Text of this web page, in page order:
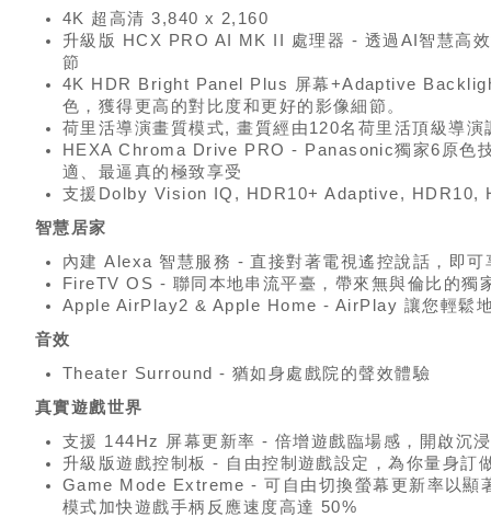
4K 超高清 3,840 x 2,160
升級版 HCX PRO AI MK II 處理器 - 透過AI智慧高
節
4K HDR Bright Panel Plus 屏幕+Adaptive
色，獲得更高的對比度和更好的影像細節。
荷里活導演畫質模式, 畫質經由120名荷里活頂級導演
HEXA Chroma Drive PRO - Panasonic獨家6原色
適、最逼真的極致享受
支援Dolby Vision IQ, HDR10+ Adaptive, HDR10,
智慧居家
內建 Alexa 智慧服務 - 直接對著電視遙控說話，即可
FireTV OS - 聯同本地串流平臺，帶來無與倫比的獨
Apple AirPlay2 & Apple Home - AirPlay 讓您輕鬆
音效
Theater Surround - 猶如身處戲院的聲效體驗
真實遊戲世界
支援 144Hz 屏幕更新率 - 倍增遊戲臨場感，開啟沉
升級版遊戲控制板 - 自由控制遊戲設定，為你量身訂
Game Mode Extreme - 可自由切換螢幕更新率以顯
模式加快遊戲手柄反應速度高達 50%